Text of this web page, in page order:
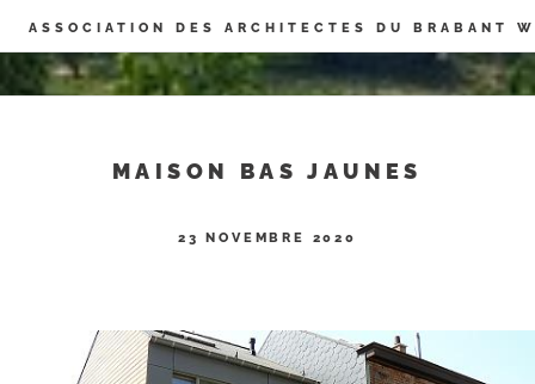
Panneau de gestion des cookies
ASSOCIATION DES ARCHITECTES DU BRABANT
MAISON BAS JAUNES
23 NOVEMBRE 2020